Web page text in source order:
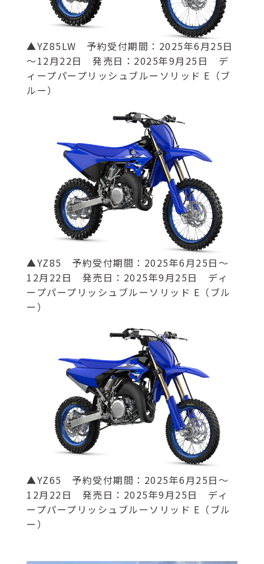
▲YZ85LW 予約受付期間：2025年6月25日
～12月22日 発売日：2025年9月25日 デ
ィープパープリッシュブルーソリッド E（ブ
ルー）
▲YZ85 予約受付期間：2025年6月25日～
12月22日 発売日：2025年9月25日 ディ
ープパープリッシュブルーソリッド E（ブル
ー）
▲YZ65 予約受付期間：2025年6月25日～
12月22日 発売日：2025年9月25日 ディ
ープパープリッシュブルーソリッド E（ブル
ー）